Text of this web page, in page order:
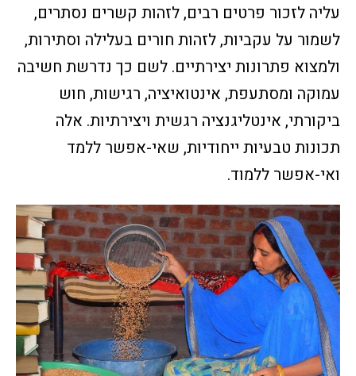
עליה לזכור פרטים רבים, לזהות קשרים נסתרים,
לשמור על עקביות, לזהות חורים בעלילה וסתירות,
ולמצוא פתרונות יצירתיים. לשם כך נדרשת חשיבה
עמוקה ומסתעפת, אינטואיציה, רגישות, חוש
ביקורתי, אינטליגנציה רגשית ויצירתיות. אלה
תכונות טבעיות ייחודיות, שאי-אפשר ללמד
ואי-אפשר ללמוד.